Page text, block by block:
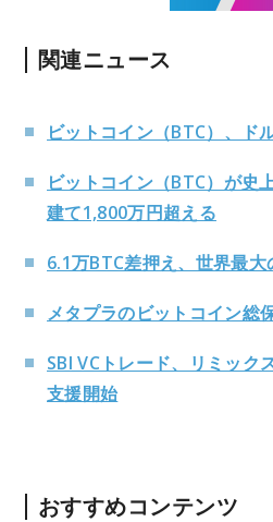
関連ニュース
ビットコイン（BTC）、ド
ビットコイン（BTC）が史
建て1,800万円超える
6.1万BTC差押え、世界最
メタプラのビットコイン総
SBI VCトレード、リミック
支援開始
おすすめコンテンツ